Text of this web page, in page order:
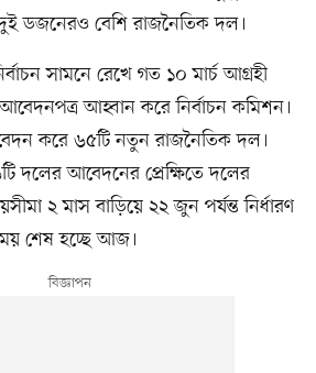
ডজনেরও বেশি রাজনৈতিক দল।
সামনে রেখে গত ১০ মার্চ আগ্রহী
আহ্বান করে নির্বাচন কমিশন।
করে ৬৫টি নতুন রাজনৈতিক দল।
দলের আবেদনের প্রেক্ষিতে দলের
২ মাস বাড়িয়ে ২২ জুন পর্যন্ত নির্ধারণ
শেষ হচ্ছে আজ।